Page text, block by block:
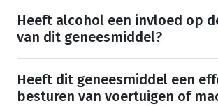
Heeft alcohol een invloed op
van dit geneesmiddel?
Heeft dit geneesmiddel een
besturen van voertuigen of